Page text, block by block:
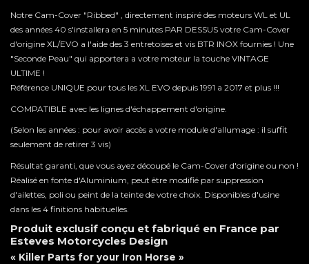
Notre Cam-Cover "Ribbed" , directement inspiré des moteurs WL et UL
des années 40 s'installera en 5 minutes PAR DESSUS votre Cam-Cover
d'origine XL/EVO a l'aide des 3 entretoises et vis BTR INOX fournies ! Une
"Seconde Peau" qui apportera a votre moteur la touche VINTAGE
ULTIME !
Référence UNIQUE pour tous les XL EVO depuis 1991 a 2017 et plus !!!
COMPATIBLE avec les lignes d'échappement d'origine.
(Selon les années : pour avoir accès a votre module d'allumage : il suffit
seulement de retirer 3 vis)
Résultat garanti, que vous ayez découpé le Cam-Cover d'origine ou non !
Réalisé en fonte d'Aluminium, peut être modifié par suppression
d'ailettes, poli ou peint de la teinte de votre choix. Disponibles d'usine
dans les 4 finitions habituelles.
Produit exclusif conçu et fabriqué en France par
Esteves Motorcycles Design
« Killer Parts for your Iron Horse »